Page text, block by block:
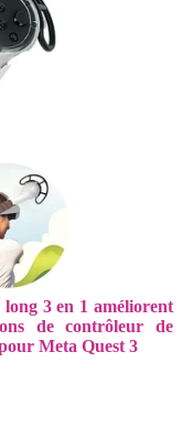
long 3 en 1 améliorent
de contrôleur de
Meta Quest 3